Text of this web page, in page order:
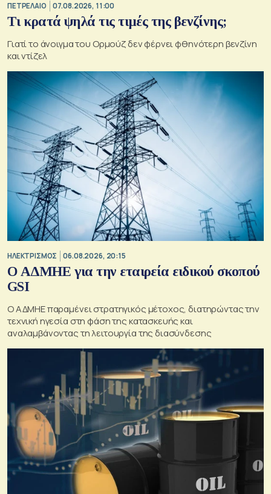
ΠΕΤΡΕΛΑΙΟ 07.08.2026, 11:00
Τι κρατά ψηλά τις τιμές της βενζίνης;
Γιατί το άνοιγμα του Ορμούζ δεν φέρνει φθηνότερη βενζίνη
και ντίζελ
ΗΛΕΚΤΡΙΣΜΟΣ 06.08.2026, 20:15
O ΑΔΜΗΕ για την εταιρεία ειδικού σκοπού
GSI
O ΑΔΜΗΕ παραμένει στρατηγικός μέτοχος, διατηρώντας την
τεχνική ηγεσία στη φάση της κατασκευής και
αναλαμβάνοντας τη λειτουργία της διασύνδεσης